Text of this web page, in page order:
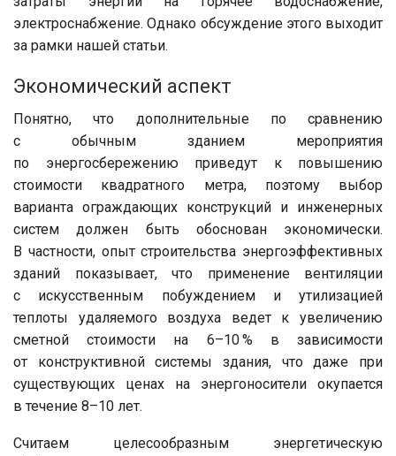
электроснабжение. Однако обсуждение этого выходит
за рамки нашей статьи.
Экономический аспект
Понятно, что дополнительные по сравнению
с обычным зданием мероприятия
по энергосбережению приведут к повышению
стоимости квадратного метра, поэтому выбор
варианта ограждающих конструкций и инженерных
систем должен быть обоснован экономически.
В частности, опыт строительства энергоэффективных
зданий показывает, что применение вентиляции
с искусственным побуждением и утилизацией
теплоты удаляемого воздуха ведет к увеличению
сметной стоимости на 6–10 % в зависимости
от конструктивной системы здания, что даже при
существующих ценах на энергоносители окупается
в течение 8–10 лет.
Считаем целесообразным энергетическую